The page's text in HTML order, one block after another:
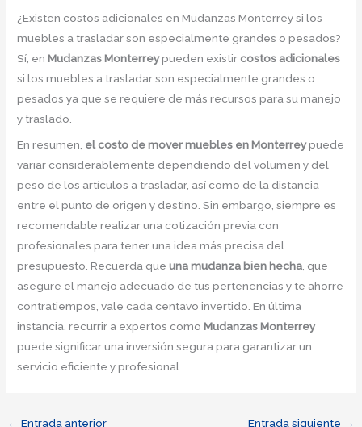
¿Existen costos adicionales en Mudanzas Monterrey si los
muebles a trasladar son especialmente grandes o pesados?
Sí, enMudanzas Monterreypueden existir costos adicionales
si los muebles a trasladar son especialmente grandes o
pesados ya que se requiere de más recursos para su manejo
y traslado.
En resumen, el costo de mover muebles en Monterreypuede
variar considerablemente dependiendo del volumen y del
peso de los artículos a trasladar, así como de la distancia
entre el punto de origen y destino. Sin embargo, siempre es
recomendable realizar una cotización previa con
profesionales para tener una idea más precisa del
presupuesto. Recuerda queuna mudanza bien hecha , que
asegure el manejo adecuado de tus pertenencias y te ahorre
contratiempos, vale cada centavo invertido. En última
instancia, recurrir a expertos comoMudanzas Monterrey
puede significar una inversión segura para garantizar un
servicio eficiente y profesional.
← Entrada anterior Entrada siguiente →